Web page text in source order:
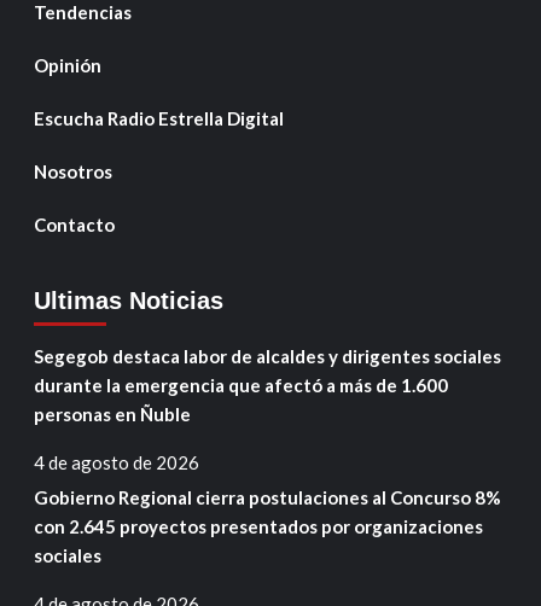
Tendencias
Opinión
Escucha Radio Estrella Digital
Nosotros
Contacto
Ultimas Noticias
Segegob destaca labor de alcaldes y dirigentes sociales
durante la emergencia que afectó a más de 1.600
personas en Ñuble
4 de agosto de 2026
Gobierno Regional cierra postulaciones al Concurso 8%
con 2.645 proyectos presentados por organizaciones
sociales